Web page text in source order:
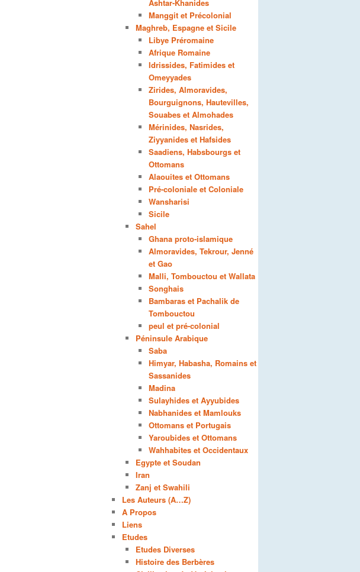
Ashtar-Khanides
Manggit et Précolonial
Maghreb, Espagne et Sicile
Libye Préromaine
Afrique Romaine
Idrissides, Fatimides et
Omeyyades
Zirides, Almoravides,
Bourguignons, Hautevilles,
Souabes et Almohades
Mérinides, Nasrides,
Ziyyanides et Hafsides
Saadiens, Habsbourgs et
Ottomans
Alaouites et Ottomans
Pré-coloniale et Coloniale
Wansharisi
Sicile
Sahel
Ghana proto-islamique
Almoravides, Tekrour, Jenné
et Gao
Malli, Tombouctou et Wallata
Songhais
Bambaras et Pachalik de
Tombouctou
peul et pré-colonial
Péninsule Arabique
Saba
Himyar, Habasha, Romains et
Sassanides
Madina
Sulayhides et Ayyubides
Nabhanides et Mamlouks
Ottomans et Portugais
Yaroubides et Ottomans
Wahhabites et Occidentaux
Egypte et Soudan
Iran
Zanj et Swahili
Les Auteurs (A…Z)
A Propos
Liens
Etudes
Etudes Diverses
Histoire des Berbères